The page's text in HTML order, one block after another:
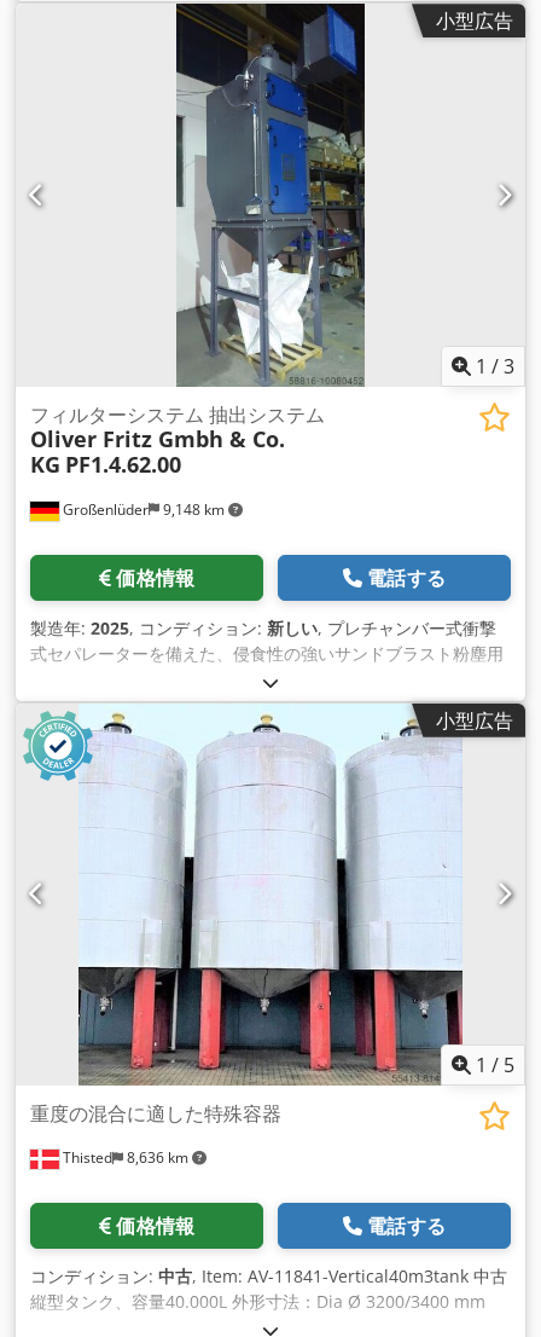
小型広告
1 /3
Großenlüder 9,148 km
フィルターシステム 抽出システム
Oliver Fritz Gmbh & Co.
KG PF1.4.62.00
価格情報 電話する
製造年: 2025, コンディション: 新しい, プレチャンバー式衝撃
式セパレーターを備えた、侵食性の強いサンドブラスト粉塵用
に特別に開発されたメンテナンス不要の除塵システム。
Cedpjlxyhfefx Agusrf 基本的に以下から構成されます： a) 1個
のカートリッジ式ドライフィルター、タイプPF 1.4.B62.00
5000m³/h（他のサイズもあり） それぞれ、安定した真空気密
の3mm鋼板ハウジングで構成され、フィルターカートリッジ付
きの原料ガス室、フィルター前室衝撃セパレータ ー、圧縮空気
によるフィルター洗浄が可能なクリーンガス室に分割され、そ
れぞれにイージーオープンのメンテナンスドアが付いていま
す。 大袋を使用した粉塵処理用のスロット付き集塵ホッパー。
差圧表示付きソレノイドバルブ制御によるフィルターカートリ
ッジの最適調整 - 清掃。 ヒンジ式のメンテナンスドア メンテ
ナンスが簡単。
小型広告
1 / 5
Thisted 8,636 km
重度の混合に適した特殊容器
価格情報 電話する
コンディション: 中古, Item: AV-11841-Vertical40m3tank 中古
縦型タンク、容量40.000L 外形寸法：Dia Ø 3200/3400 mm
Total H 9600 mm ギア含む。 シリンダー高さ: 7200 mm. 縦型